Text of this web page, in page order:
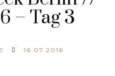
– Tag 3
16.07.2016